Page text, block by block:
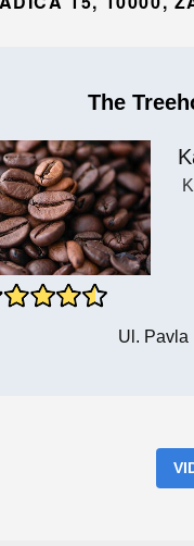
The
Ul. Pavla